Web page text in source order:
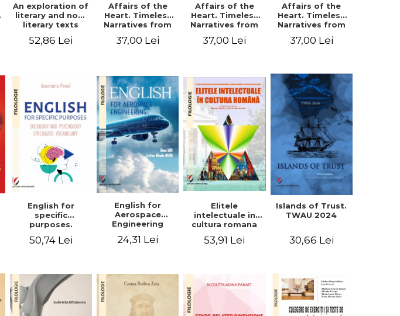
An exploration of
literary and non-
literary texts
52,86 Lei
Affairs of the
Heart. Timeless
Narratives from
World. Volume
37,00 Lei
Affairs of the
Heart. Timeless
Narratives from
World. Volume
37,00 Lei
Affairs of the
Heart. Timeless
Narratives from
World. Volume
37,00 Lei
English for
specific
purposes.
psychology
50,74 Lei
English for
Aerospace
Engineering
24,31 Lei
Elitele
intelectuale in
cultura romana
53,91 Lei
Islands of Trust.
TWAU 2024
30,66 Lei